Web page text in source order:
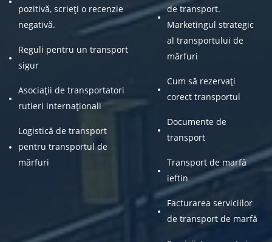
pozitivă, scrieți o recenzie
negativă.
Reguli pentru un transport
sigur
Asociații de transportatori
rutieri internaționali
Logistică de transport
pentru transportul de
mărfuri
de transport.
Marketingul strategic
al transportului de
mărfuri
Cum să rezervați
corect transportul
Documente de
transport
Transport de marfă
ieftin
Facturarea serviciilor
de transport de marfă